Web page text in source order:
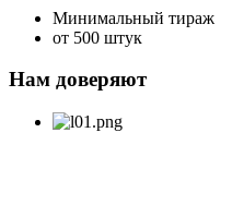
Минимальный тираж
от 500 штук
Нам доверяют